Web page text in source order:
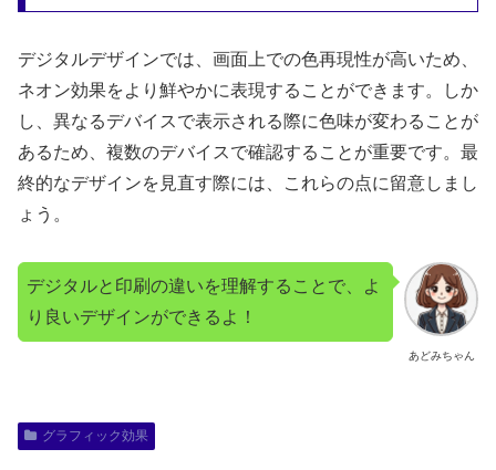
デジタルデザインでは、画面上での色再現性が高いため、
ネオン効果をより鮮やかに表現することができます。しか
し、異なるデバイスで表示される際に色味が変わることが
あるため、複数のデバイスで確認することが重要です。最
終的なデザインを見直す際には、これらの点に留意しまし
ょう。
あどみちゃん
デジタルと印刷の違いを理解することで、よ
り良いデザインができるよ！
グラフィック効果